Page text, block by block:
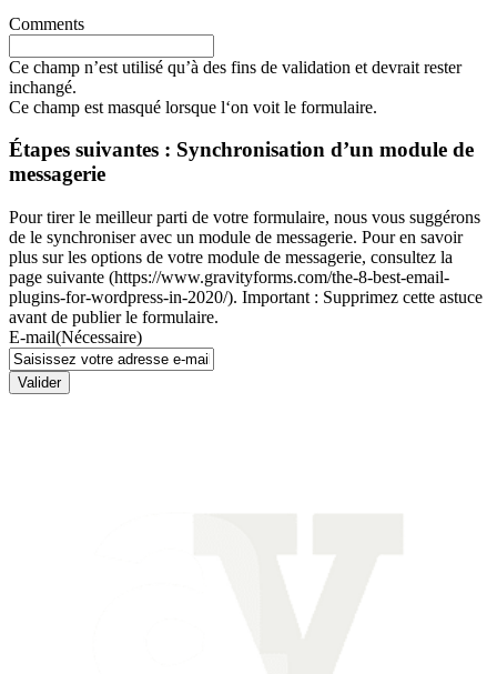
Comments
Ce champ n’est utilisé qu’à des fins de validation et devrait rester
inchangé.
Ce champ est masqué lorsque l‘on voit le formulaire.
Étapes suivantes : Synchronisation d’un module de
messagerie
Pour tirer le meilleur parti de votre formulaire, nous vous suggérons
de le synchroniser avec un module de messagerie. Pour en savoir
plus sur les options de votre module de messagerie, consultez la
page suivante (https://www.gravityforms.com/the-8-best-email-
plugins-for-wordpress-in-2020/). Important : Supprimez cette astuce
avant de publier le formulaire.
E-mail(Nécessaire)
Valider